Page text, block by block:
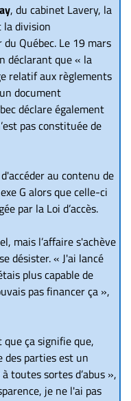
, du cabinet Lavery, la
la division
Québec. Le 19 mars
déclarant que « la
relatif aux règlements
document
déclare également
pas constituée de
au contenu de
G alors que celle-ci
par la Loi d’accès.
mais l’affaire s'achève
désister. « J'ai lancé
plus capable de
pas financer ça »,
que ça signifie que,
parties est un
toutes sortes d’abus »,
je ne l'ai pas